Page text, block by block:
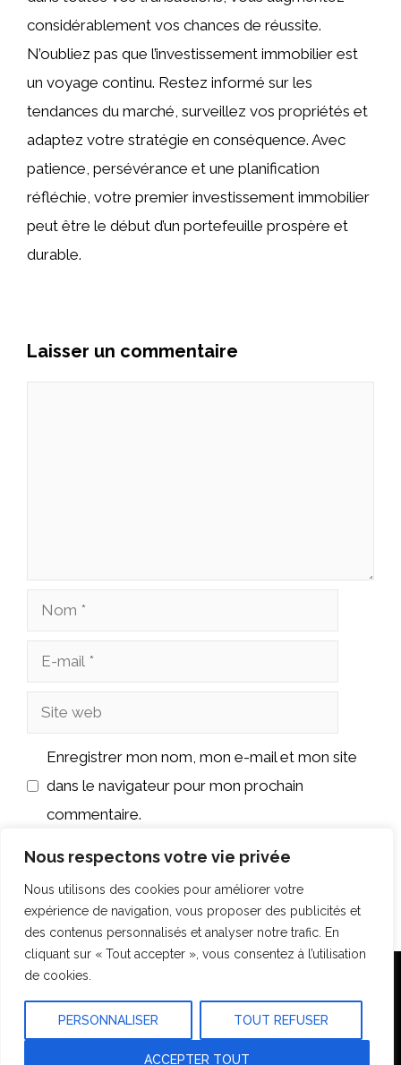
Nous respectons votre vie privée
Nous utilisons des cookies pour améliorer votre
expérience de navigation, vous proposer des publicités et
des contenus personnalisés et analyser notre trafic. En
cliquant sur « Tout accepter », vous consentez à l’utilisation
de cookies.
PERSONNALISER TOUT REFUSER
ACCEPTER TOUT
considérablement vos chances de réussite.
N’oubliez pas que l’investissement immobilier est
un voyage continu. Restez informé sur les
tendances du marché, surveillez vos propriétés et
adaptez votre stratégie en conséquence. Avec
patience, persévérance et une planification
réfléchie, votre premier investissement immobilier
peut être le début d’un portefeuille prospère et
durable.
Laisser un commentaire
Nom
Site
Enregistrer mon nom, mon e-mail et mon site
dans le navigateur pour mon prochain
commentaire.
Construction Travaux Rénovation Outils & Conseils